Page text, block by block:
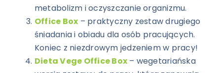
metabolizm i oczyszczanie organizmu.
Office Box – praktyczny zestaw drugiego
śniadania i obiadu dla osób pracujących.
Koniec z niezdrowym jedzeniem w pracy!
Dieta Vege Office Box – wegetariańska